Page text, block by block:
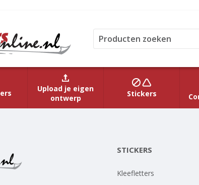
Upload je eigen
ontwerp
Stickers
STICKERS
Kleefletters